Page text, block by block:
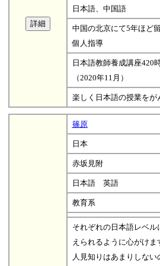
日本語、中国語
中国の北京にて5年ほど
個人指導
日本語教師養成講座420
（2020年11月）
楽しく日本語の授業をが
篠原
日本
赤坂見附
日本語 英語
教育系
それぞれの日本語レベ
えられるように心がけま
人見知りはあまりしな